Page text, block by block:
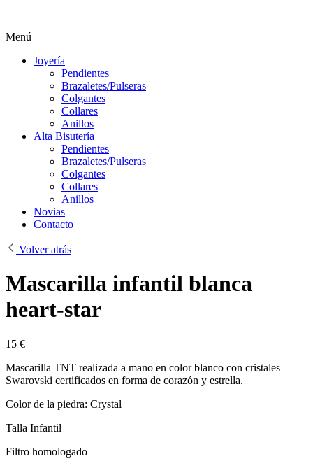
Menú
Joyería
Pendientes
Brazaletes/Pulseras
Colgantes
Collares
Anillos
Alta Bisutería
Pendientes
Brazaletes/Pulseras
Colgantes
Collares
Anillos
Novias
Contacto
Volver atrás
Mascarilla infantil blanca
heart-star
15 €
Mascarilla TNT realizada a mano en color blanco con cristales
Swarovski certificados en forma de corazón y estrella.
Color de la piedra: Crystal
Talla Infantil
Filtro homologado